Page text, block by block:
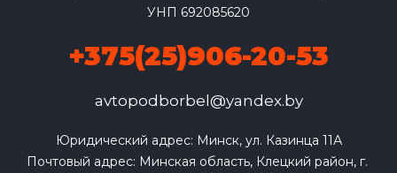
УНП 692085620
+375(25)906-20-53
avtopodborbel@yandex.by
Юридический адрес: Минск, ул. Казинца 11А
Почтовый адрес: Минская область, Клецкий район, г.